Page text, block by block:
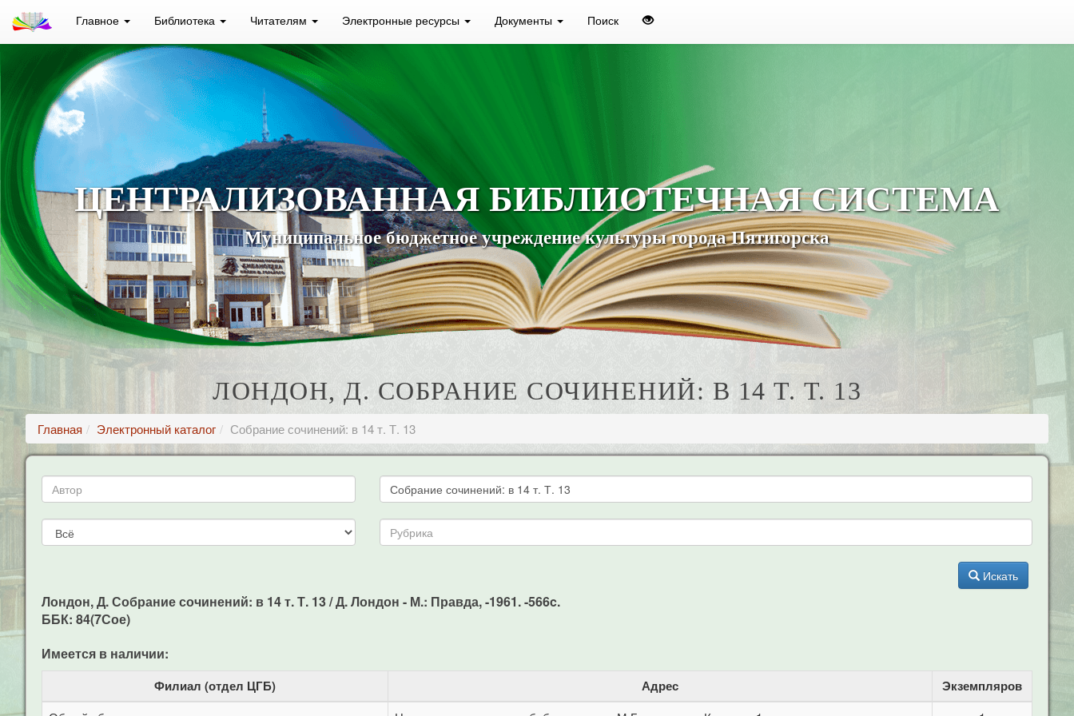
Главное Библиотека Читателям Электронные ресурсы Документы Поиск
ЦЕНТРАЛИЗОВАННАЯ БИБЛИОТЕЧНАЯ СИСТЕМА
Муниципальное бюджетное учреждение культуры города Пятигорска
ЛОНДОН, Д. СОБРАНИЕ СОЧИНЕНИЙ: В 14 Т. Т. 13
Главная Электронный каталог Собрание сочинений: в 14 т. Т. 13
Искать
Лондон, Д. Собрание сочинений: в 14 т. Т. 13 / Д. Лондон - М.: Правда, -1961. -566c.
ББК: 84(7Сое)
Имеется в наличии:
Филиал (отдел ЦГБ) Адрес Экземпляров